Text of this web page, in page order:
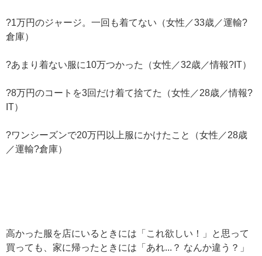
?1万円のジャージ。一回も着てない（女性／33歳／運輸?
倉庫）
?あまり着ない服に10万つかった（女性／32歳／情報?IT）
?8万円のコートを3回だけ着て捨てた（女性／28歳／情報?
IT）
?ワンシーズンで20万円以上服にかけたこと（女性／28歳
／運輸?倉庫）
高かった服を店にいるときには「これ欲しい！」と思って
買っても、家に帰ったときには「あれ...？ なんか違う？」